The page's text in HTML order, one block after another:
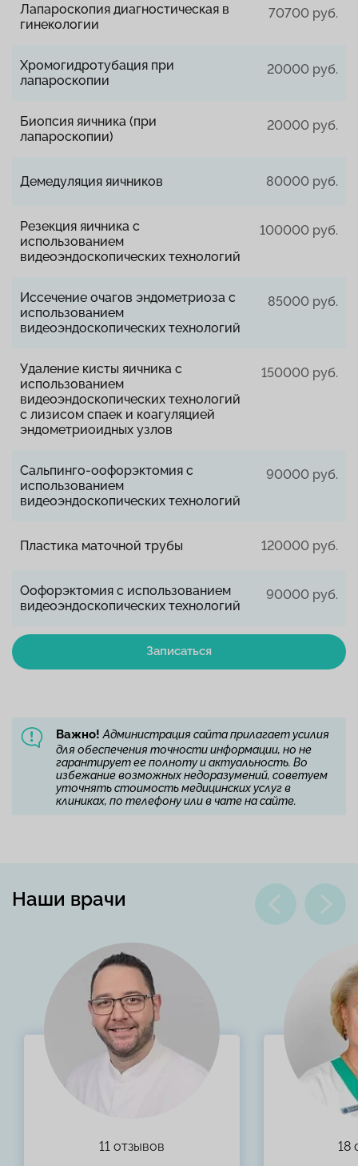
Лапароскопия диагностическая в
гинекологии
70700 руб.
Хромогидротубация при
лапароскопии
20000 руб.
Биопсия яичника (при
лапароскопии)
20000 руб.
Демедуляция яичников 80000 руб.
Резекция яичника с
использованием
видеоэндоскопических технологий
100000 руб.
Иссечение очагов эндометриоза с
использованием
видеоэндоскопических технологий
85000 руб.
Удаление кисты яичника с
использованием
видеоэндоскопических технологий
с лизисом спаек и коагуляцией
эндометриоидных узлов
150000 руб.
Сальпинго-оофорэктомия с
использованием
видеоэндоскопических технологий
90000 руб.
Пластика маточной трубы 120000 руб.
Оофорэктомия с использованием
видеоэндоскопических технологий
90000 руб.
Записаться
Важно! Администрация сайта прилагает усилия
для обеспечения точности информации, но не
гарантирует ее полноту и актуальность. Во
избежание возможных недоразумений, советуем
уточнять стоимость медицинских услуг в
клиниках, по телефону или в чате на сайте.
Наши врачи
11 отзывов 18